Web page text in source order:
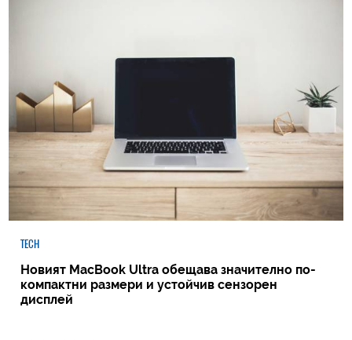
TECH
Новият MacBook Ultra обещава значително по-
компактни размери и устойчив сензорен
дисплей